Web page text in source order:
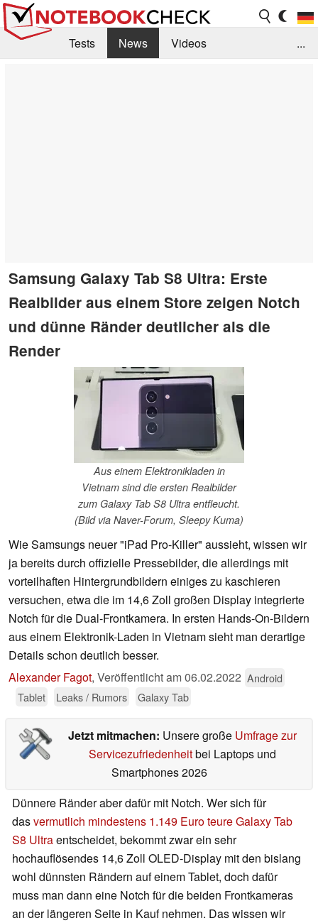
Tests News
Videos
...
Samsung Galaxy Tab S8 Ultra: Erste
Realbilder aus einem Store zeigen Notch
und dünne Ränder deutlicher als die
Render
Aus einem Elektronikladen in
Vietnam sind die ersten Realbilder
zum Galaxy Tab S8 Ultra entfleucht.
(Bild via Naver-Forum, Sleepy Kuma)
Wie Samsungs neuer "iPad Pro-Killer" aussieht, wissen wir
ja bereits durch offizielle Pressebilder, die allerdings mit
vorteilhaften Hintergrundbildern einiges zu kaschieren
versuchen, etwa die im 14,6 Zoll großen Display integrierte
Notch für die Dual-Frontkamera. In ersten Hands-On-Bildern
aus einem Elektronik-Laden in Vietnam sieht man derartige
Details schon deutlich besser.
Alexander Fagot, Veröffentlicht am06.02.2022 Android
Tablet
Leaks / Rumors Galaxy Tab
Jetzt mitmachen: Unsere große Umfrage zur
Servicezufriedenheitbei Laptops und
Smartphones 2026
Dünnere Ränder aber dafür mit Notch. Wer sich für
dasvermutlich mindestens 1.149 Euro teure Galaxy Tab
S8 Ultraentscheidet, bekommt zwar ein sehr
hochauflösendes 14,6 Zoll OLED-Display mit den bislang
wohl dünnsten Rändern auf einem Tablet, doch dafür
muss man dann eine Notch für die beiden Frontkameras
an der längeren Seite in Kauf nehmen. Das wissen wir